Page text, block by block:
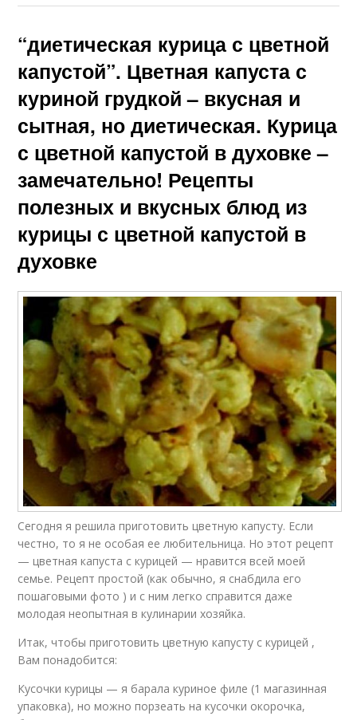
“диетическая курица с цветной
капустой”. Цветная капуста с
куриной грудкой – вкусная и
сытная, но диетическая. Курица
с цветной капустой в духовке –
замечательно! Рецепты
полезных и вкусных блюд из
курицы с цветной капустой в
духовке
Сегодня я решила приготовить цветную капусту. Если
честно, то я не особая ее любительница. Но этот рецепт
— цветная капуста с курицей — нравится всей моей
семье. Рецепт простой (как обычно, я снабдила его
пошаговыми фото ) и с ним легко справится даже
молодая неопытная в кулинарии хозяйка.
Итак, чтобы приготовить цветную капусту с курицей ,
Вам понадобится:
Кусочки курицы — я барала куриное филе (1 магазинная
упаковка), но можно порзеать на кусочки окорочка,